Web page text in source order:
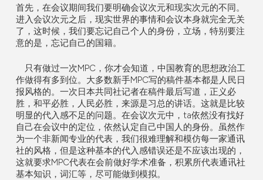
首先，在会议期间我们要明确会议次元和现实次元的不同。
进入会议次元之后，现实世界的事情和会议本身就完全无关
了，这时候，我们要忘记自己个人的身份，立场，特别要注
意的是，忘记自己的国籍。
只有做过一次MPC，你才会知道，中国教育的思想政治工
作做得有多到位。大多数新手MPC写的稿件基本都是人民日
报风格的。一次日本共同社记者在稿件最后写道，正义必
胜，和平必胜，人民必胜，来源是习总的讲话。这就是比较
明显的代入感不足的问题。在会议次元中，ta依然没有找好
自己在会议中的定位，依然认定自己中国人的身份。虽然作
为一个非新闻专业的代表，我们很难理解和模仿每一家通讯
社的风格，但是这种基本的代入感错误还是不应该出现的，
这就要求MPC代表在会前做好学术准备，积累所代表通讯社
基本知识，词汇等，尽可能做到模拟。